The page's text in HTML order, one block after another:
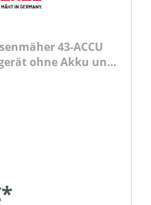
43-ACCU
ohne Akku und